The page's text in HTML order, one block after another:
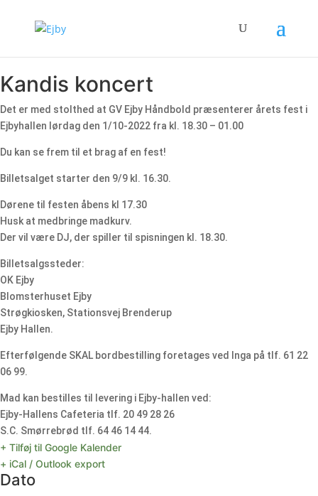
Kandis koncert
Det er med stolthed at GV Ejby Håndbold præsenterer årets fest i
Ejbyhallen lørdag den 1/10-2022 fra kl. 18.30 – 01.00
Du kan se frem til et brag af en fest!
Billetsalget starter den 9/9 kl. 16.30.
Dørene til festen åbens kl 17.30
Husk at medbringe madkurv.
Der vil være DJ, der spiller til spisningen kl. 18.30.
Billetsalgssteder:
OK Ejby
Blomsterhuset Ejby
Strøgkiosken, Stationsvej Brenderup
Ejby Hallen.
Efterfølgende SKAL bordbestilling foretages ved Inga på tlf. 61 22
06 99.
Mad kan bestilles til levering i Ejby-hallen ved:
Ejby-Hallens Cafeteria tlf. 20 49 28 26
S.C. Smørrebrød tlf. 64 46 14 44.
+ Tilføj til Google Kalender
+ iCal / Outlook export
Dato